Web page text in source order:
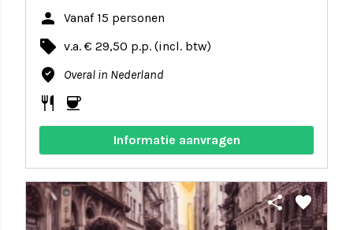
person Vanaf 15 personen
local_offer v.a. € 29,50 p.p. (incl. btw)
where_to_vote Overal in Nederland
restaurant coffee
Informatie aanvragen
share favorite